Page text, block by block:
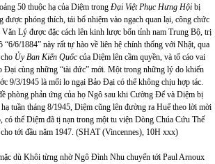
50 thuộc hạ của Diệm trong Đại Việt Phục Hưng Hội bị
được phóng thích, tái bổ nhiệm vào ngạch quan lại, công chức
Lý được đặc cách lên kinh lược bốn tỉnh nam Trung Bộ, trị
6/1884” này rất tự hào về liên hệ chính thống với Nhật, qua
Ủy Ban Kiến Quốccủa Diệm lên cầm quyền, và tố cáo vai
Đại cùng những “tài đức” mới. Một trong những lý do khiến
9/3/1945 là mối lo ngại Bảo Đại có thể không chịu hợp tác.
phòng phản ứng của họ Ngô sau khi Cường Để và Diệm bị
tuần tháng 8/1945, Diệm cũng lên đường ra Huế theo lời mời
có thể Diệm đã tị nạn trong một tu viện Dòng Chúa Cứu Thế
tới đầu năm 1947. (SHAT (Vincennes), 10H xxx)
dù Khôi từng nhờ Ngô Đình Nhu chuyển tới Paul Arnoux